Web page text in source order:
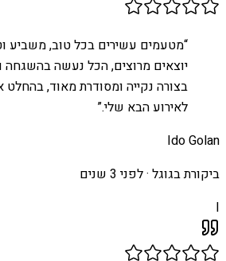
“מטעמים עשירים בכל טוב, משביע
יוצאים מרוצים, הכל נעשה בהשגחה
בצורה נקייה ומסודרת מאוד, בהחלט
לאירוע הבא שלי.”
Ido Golan
ביקורת בגוגל ·לפני 3 שנים
I